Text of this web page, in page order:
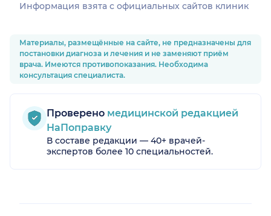
Информация взята c официальных сайтов клиник
Материалы, размещённые на сайте, не предназначены для
постановки диагноза и лечения и не заменяют приём
врача. Имеются противопоказания. Необходима
консультация специалиста.
Проверено медицинской редакцией
НаПоправку
В составе редакции — 40+ врачей-
экспертов более 10 специальностей.